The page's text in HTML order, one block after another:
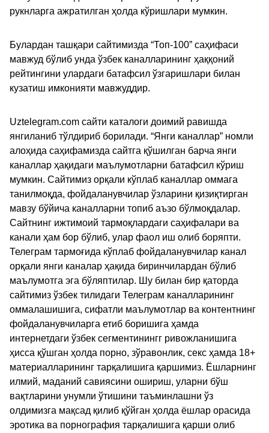
рукнларга ажратилган ҳолда кўришлари мумкин.
Булардан ташқари сайтимизда “Топ-100” саҳифаси
мавжуд бўлиб унда ўзбек каналларининг ҳаққоний
рейтингини улардаги батафсил ўзгаришлари билан
кузатиш имконияти мавжуддир.
Uztelegram.com сайти каталоги доимий равишда
янгиланиб тўлдириб борилади. “Янги каналлар” номли
алоҳида саҳифамизда сайтга қўшилган барча янги
каналлар ҳақидаги маълумотларни батафсил кўриш
мумкин. Сайтимиз орқали кўплаб каналлар оммага
танилмоқда, фойдаланувчилар ўзларини қизиқтирган
мавзу бўйича каналларни топиб аъзо бўлмоқдалар.
Сайтнинг ижтимоий тармоқлардаги саҳифалари ва
канали ҳам бор бўлиб, улар фаол иш олиб боряпти.
Телеграм тармоғида кўплаб фойдаланувчилар канал
орқали янги каналар ҳақида биринчилардан бўлиб
маълумотга эга бўляптилар. Шу билан бир қаторда
сайтимиз ўзбек тилидаги Телеграм каналларининг
оммалашишига, сифатли маълумотлар ва контентнинг
фойдаланувчиларга етиб боришига ҳамда
интернетдаги ўзбек сегментинингг ривожланишига
ҳисса қўшган ҳолда порно, зўравонлик, секс ҳамда 18+
материалларининг тарқалишига қаршимиз. Ёшларнинг
илмий, маданий савиясини ошириш, уларни бўш
вақтларини унумли ўтишини таъминлашни ўз
олдимизга мақсад қилиб қўйган ҳолда ёшлар орасида
эротика ва порнография тарқалишига қарши олиб